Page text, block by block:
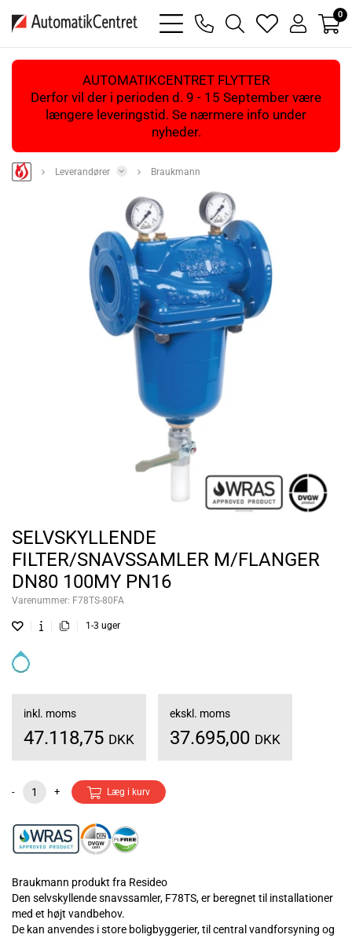
bars
light
phone
magnifying
glass
heart
light
user
light
0
AUTOMATIKCENTRET FLYTTER
Derfor vil der i perioden d. 9 - 15 September være
længere leveringstid. Se nærmere info under
nyheder.
Leverandører Braukmann
SELVSKYLLENDE
FILTER/SNAVSSAMLER M/FLANGER
DN80 100MY PN16
Varenummer: F78TS-80FA
1-3 uger
inkl. moms
47.118,75 DKK
ekskl. moms
37.695,00 DKK
- + Læg i kurv
Braukmann produkt fra Resideo
Den selvskyllende snavssamler, F78TS, er beregnet til installationer
med et højt vandbehov.
De kan anvendes i store boligbyggerier, til central vandforsyning og